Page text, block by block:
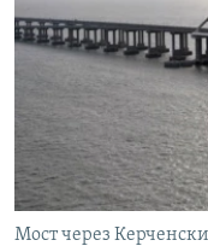
Мост через